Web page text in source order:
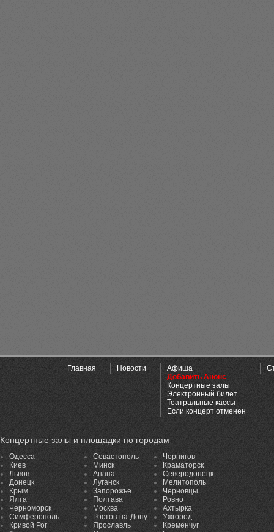
Главная Новости
Афиша
Добавить Анонс
Концертные залы
Электронный билет
Театральные кассы
Если концерт отменен
Концертные залы и площадки по городам
Одесса
Киев
Львов
Донецк
Крым
Ялта
Черноморск
Симферополь
Кривой Рог
Севастополь
Минск
Анапа
Луганск
Запорожье
Полтава
Москва
Ростов-на-Дону
Ярославль
Чернигов
Краматорск
Северодонецк
Мелитополь
Черновцы
Ровно
Ахтырка
Ужгород
Кременчуг